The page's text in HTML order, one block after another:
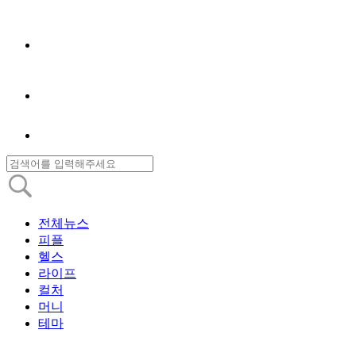
전체뉴스
피플
헬스
라이프
컬처
머니
테마